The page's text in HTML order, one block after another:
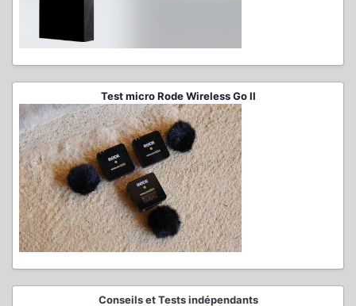
Test micro Rode Wireless Go II
Conseils et Tests indépendants